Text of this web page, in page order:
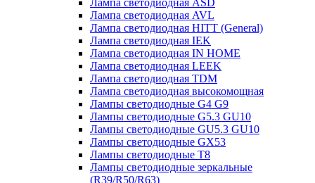
Лампа светодиодная ASD
Лампа светодиодная AVL
Лампа светодиодная HITT (General)
Лампа светодиодная IEK
Лампа светодиодная IN HOME
Лампа светодиодная LEEK
Лампа светодиодная TDM
Лампа светодиодная высокомощная
Лампы светодиодные G4 G9
Лампы светодиодные G5.3 GU10
Лампы светодиодные GU5.3 GU10
Лампы светодиодные GX53
Лампы светодиодные T8
Лампы светодиодные зеркальные
(R39/R50/R63)